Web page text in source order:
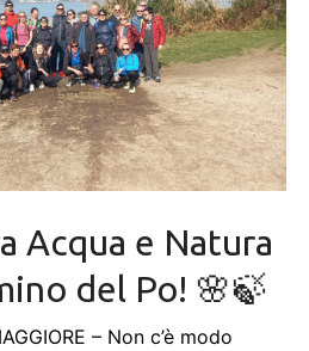
Acqua e Natura
del Po! 🌸🍃
– Non c’è modo